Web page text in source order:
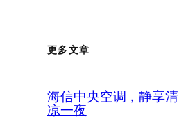
更多文章
海信中央空调，静享清
凉一夜